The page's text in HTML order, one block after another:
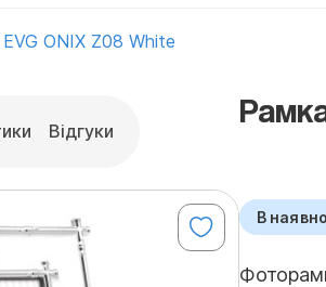
ONIX Z08 White
Відгуки
В